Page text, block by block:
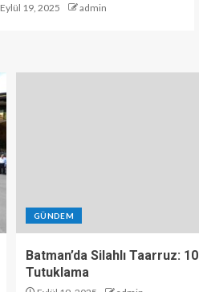
Eylül 19, 2025 admin
GÜNDEM
Batman’da Silahlı Taarruz: 10
Tutuklama